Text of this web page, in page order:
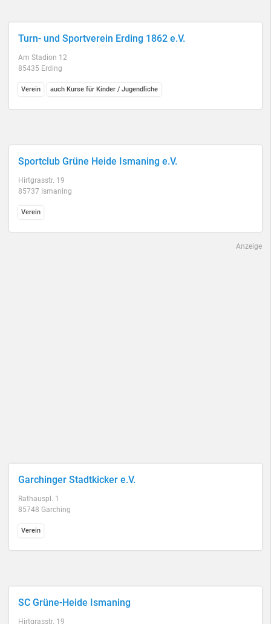
Turn- und Sportverein Erding 1862 e.V.
Am Stadion 12
85435 Erding
Verein auch Kurse für Kinder / Jugendliche
Sportclub Grüne Heide Ismaning e.V.
Hirtgrasstr. 19
85737 Ismaning
Verein
Anzeige
Garchinger Stadtkicker e.V.
Rathauspl. 1
85748 Garching
Verein
SC Grüne-Heide Ismaning
Hirtgrasstr. 19